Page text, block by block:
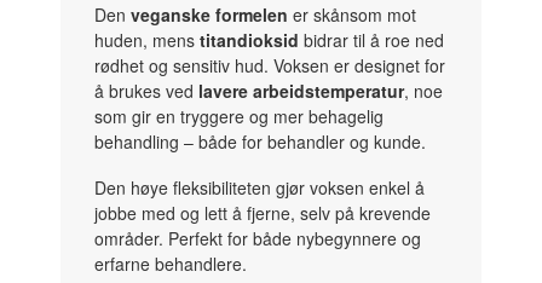
Denveganske formelen er skånsom mot
huden, menstitandioksid bidrar til å roe ned
rødhet og sensitiv hud. Voksen er designet for
å brukes ved lavere arbeidstemperatur, noe
som gir en tryggere og mer behagelig
behandling – både for behandler og kunde.
Den høye fleksibiliteten gjør voksen enkel å
jobbe med og lett å fjerne, selv på krevende
områder. Perfekt for både nybegynnere og
erfarne behandlere.